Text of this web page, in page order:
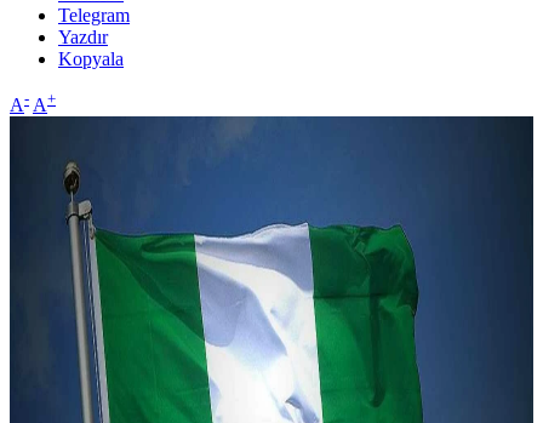
Telegram
Yazdır
Kopyala
A- A+